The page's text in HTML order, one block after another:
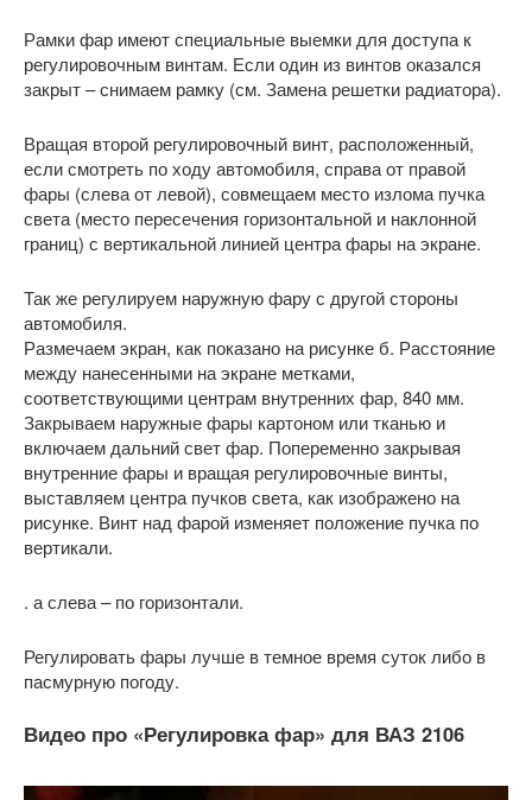
Рамки фар имеют специальные выемки для доступа к
регулировочным винтам. Если один из винтов оказался
закрыт – снимаем рамку (см. Замена решетки радиатора).
Вращая второй регулировочный винт, расположенный,
если смотреть по ходу автомобиля, справа от правой
фары (слева от левой), совмещаем место излома пучка
света (место пересечения горизонтальной и наклонной
границ) с вертикальной линией центра фары на экране.
Так же регулируем наружную фару с другой стороны
автомобиля.
Размечаем экран, как показано на рисунке б. Расстояние
между нанесенными на экране метками,
соответствующими центрам внутренних фар, 840 мм.
Закрываем наружные фары картоном или тканью и
включаем дальний свет фар. Попеременно закрывая
внутренние фары и вращая регулировочные винты,
выставляем центра пучков света, как изображено на
рисунке. Винт над фарой изменяет положение пучка по
вертикали.
. а слева – по горизонтали.
Регулировать фары лучше в темное время суток либо в
пасмурную погоду.
Видео про «Регулировка фар» для ВАЗ 2106